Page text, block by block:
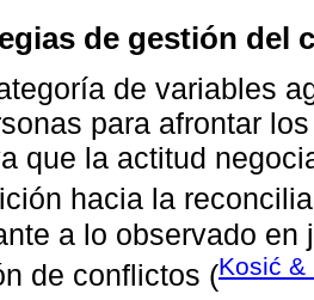
de gestión del
de variables
para afrontar
que la actitud
hacia la
a lo observado
de conflictos (Kosić &